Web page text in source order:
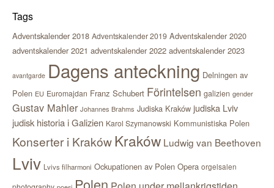
Tags
Adventskalender 2018 Adventskalender 2019 Adventskalender 2020
adventskalender 2021 adventskalender 2022 adventskalender 2023
avantgarde Dagens anteckning Delningen av
Polen EU Euromajdan Franz Schubert Förintelsen galizien gender
Gustav Mahler Johannes Brahms Judiska Kraków judiska Lviv
judisk historia i Galizien Karol Szymanowski Kommunistiska Polen
Konserter i KrakówKraków Ludwig van Beethoven
Lviv Lvivs filharmoni Ockupationen av Polen Opera orgelsalen
Polen